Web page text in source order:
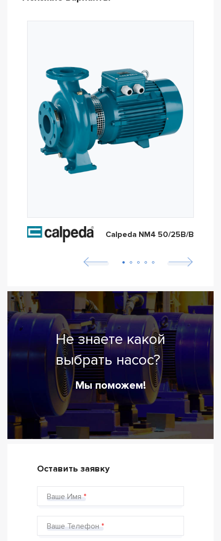
Calpeda NM4 50/25B/B
Не знаете какой
выбрать насос?
Мы поможем!
Оставить заявку
Ваше Имя
Ваше Телефон